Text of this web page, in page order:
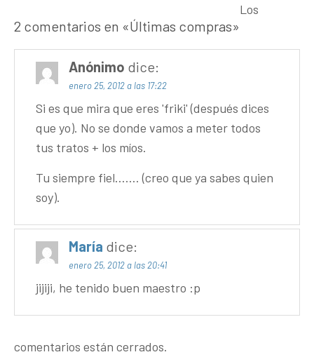
2 comentarios en «Últimas compras»
Anónimo dice:
enero 25, 2012 a las 17:22
Si es que mira que eres 'friki' (después dices
que yo). No se donde vamos a meter todos
tus tratos + los míos.
Tu siempre fiel……. (creo que ya sabes quien
soy).
María dice:
enero 25, 2012 a las 20:41
jijiji, he tenido buen maestro :p
Los
comentarios están cerrados.